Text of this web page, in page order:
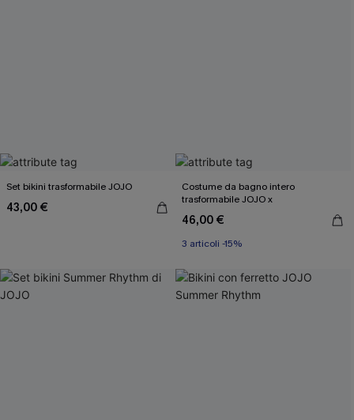
Set bikini trasformabile JOJO
43,00 €
Costume da bagno intero
trasformabile JOJO x
46,00 €
3 articoli -15%